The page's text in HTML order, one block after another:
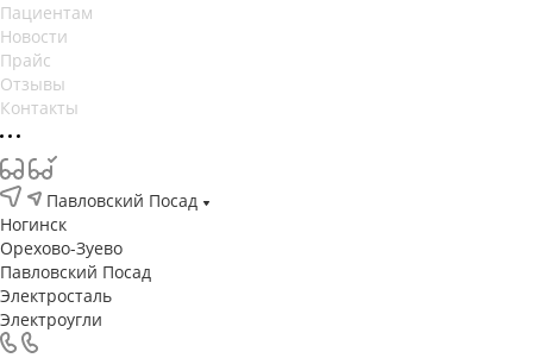
Пациентам
Новости
Прайс
Отзывы
Контакты
Павловский Посад
Ногинск
Орехово-Зуево
Павловский Посад
Электросталь
Электроугли